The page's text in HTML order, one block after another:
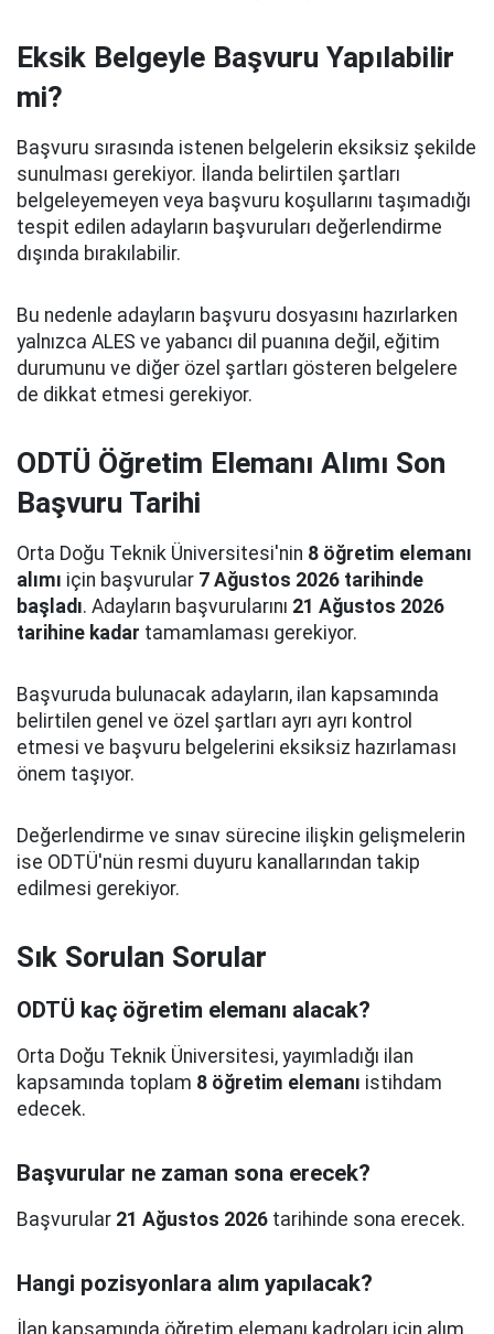
Eksik Belgeyle Başvuru Yapılabilir
mi?
Başvuru sırasında istenen belgelerin eksiksiz şekilde
sunulması gerekiyor. İlanda belirtilen şartları
belgeleyemeyen veya başvuru koşullarını taşımadığı
tespit edilen adayların başvuruları değerlendirme
dışında bırakılabilir.
Bu nedenle adayların başvuru dosyasını hazırlarken
yalnızca ALES ve yabancı dil puanına değil, eğitim
durumunu ve diğer özel şartları gösteren belgelere
de dikkat etmesi gerekiyor.
ODTÜ Öğretim Elemanı Alımı Son
Başvuru Tarihi
Orta Doğu Teknik Üniversitesi'nin 8 öğretim elemanı
alımı için başvurular 7 Ağustos 2026 tarihinde
başladı. Adayların başvurularını 21 Ağustos 2026
tarihine kadar tamamlaması gerekiyor.
Başvuruda bulunacak adayların, ilan kapsamında
belirtilen genel ve özel şartları ayrı ayrı kontrol
etmesi ve başvuru belgelerini eksiksiz hazırlaması
önem taşıyor.
Değerlendirme ve sınav sürecine ilişkin gelişmelerin
ise ODTÜ'nün resmi duyuru kanallarından takip
edilmesi gerekiyor.
Sık Sorulan Sorular
ODTÜ kaç öğretim elemanı alacak?
Orta Doğu Teknik Üniversitesi, yayımladığı ilan
kapsamında toplam 8 öğretim elemanı istihdam
edecek.
Başvurular ne zaman sona erecek?
Başvurular 21 Ağustos 2026 tarihinde sona erecek.
Hangi pozisyonlara alım yapılacak?